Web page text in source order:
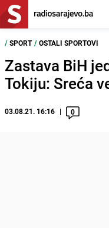
/ SPORT / OSTALI SPORTOVI
Zastava BiH
Tokiju: Sreća
03.08.21. 16:16 0